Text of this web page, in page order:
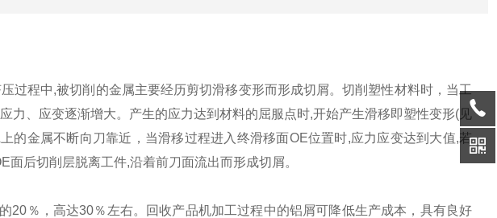
过程中,被切削的金属主要经历剪切滑移变形而形成切屑。切削塑性材料时，当工
力、应变逐渐增大。产生的应力达到材料的屈服点时,开始产生滑移即塑性变形(见
的金属不断向刀靠近，当滑移过程进入终滑移面OE位置时,应力应变达到大值,若
后切削层脱离工件,沿着前刀面流出而形成切屑。
20％，高达30％左右。回收产品机加工过程中的铝屑可降低生产成本，具有良好